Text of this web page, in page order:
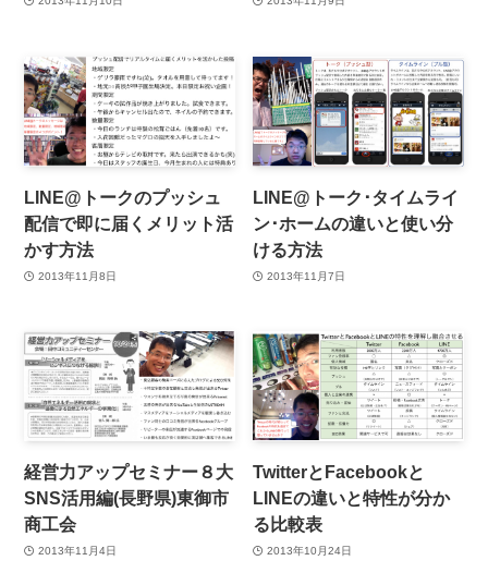
LINE@トークのプッシュ
配信で即に届くメリット活
かす方法
2013年11月8日
LINE@トーク･タイムライ
ン･ホームの違いと使い分
ける方法
2013年11月7日
経営力アップセミナー８大
SNS活用編(長野県)東御市
商工会
2013年11月4日
TwitterとFacebookと
LINEの違いと特性が分か
る比較表
2013年10月24日